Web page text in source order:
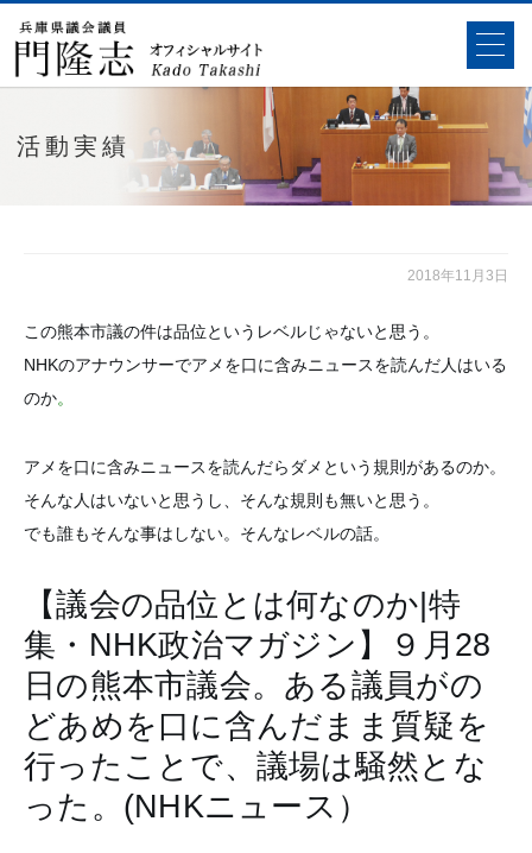
活動実績
2018年11月3日
この熊本市議の件は品位というレベルじゃないと思う。
NHKのアナウンサーでアメを口に含みニュースを読んだ人はいる
のか。
アメを口に含みニュースを読んだらダメという規則があるのか。
そんな人はいないと思うし、そんな規則も無いと思う。
でも誰もそんな事はしない。そんなレベルの話。
【議会の品位とは何なのか|特
集・NHK政治マガジン】９月28
日の熊本市議会。ある議員がの
どあめを口に含んだまま質疑を
行ったことで、議場は騒然とな
った。(NHKニュース）